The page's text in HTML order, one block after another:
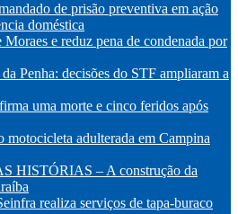
de prisão preventiva em ação
doméstica
e reduz pena de condenada por
Penha: decisões do STF ampliaram a
uma morte e cinco feridos após
motocicleta adulterada em Campina
HISTÓRIAS – A construção da
realiza serviços de tapa-buraco